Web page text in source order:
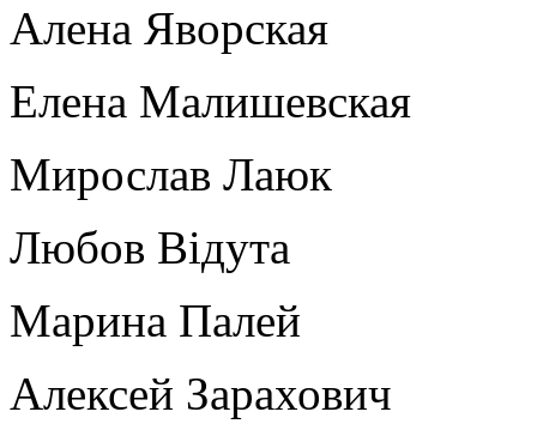
Алена Яворская
Елена Малишевская
Мирослав Лаюк
Любов Відута
Марина Палей
Алексей Зарахович